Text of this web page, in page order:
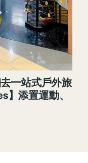
一站式戶外旅
添置運動、